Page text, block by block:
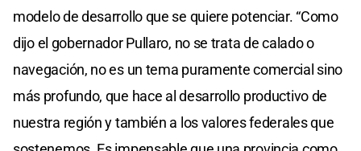
modelo de desarrollo que se quiere potenciar. “Como
dijo el gobernador Pullaro, no se trata de calado o
navegación, no es un tema puramente comercial sino
más profundo, que hace al desarrollo productivo de
nuestra región y también a los valores federales que